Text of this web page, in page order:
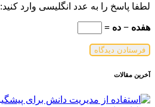
لطفا پاسخ را به عدد انگلیسی وارد کنید:
هفده − ده =
آخرین مقالات